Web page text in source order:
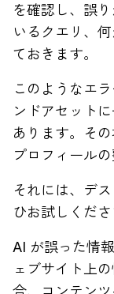
を確認し、誤
いるクエリ、
ておきます。
このようなエ
ンドアセット
あります。そ
プロフィール
それには、デ
ひお試しくださ
AI が誤った情
ェブサイト上